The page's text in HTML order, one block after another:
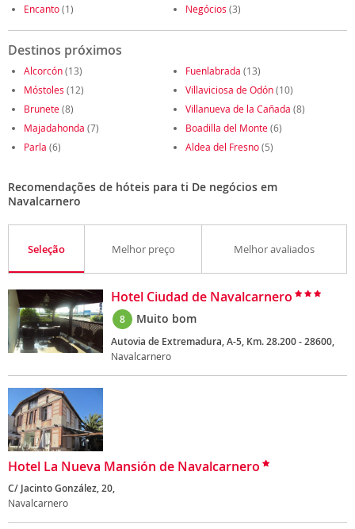
Encanto(1) Negócios (3)
Destinos próximos
Alcorcón(13) Fuenlabrada (13)
Móstoles (12) Villaviciosa de Odón(10)
Brunete(8) Villanueva de la Cañada (8)
Majadahonda (7) Boadilla del Monte(6)
Parla (6) Aldea del Fresno(5)
Recomendações de hóteis para ti De negócios em
Navalcarnero
Seleção Melhor preço Melhor avaliados
Hotel Ciudad de Navalcarnero
8 Muito bom
Autovia de Extremadura, A-5, Km. 28.200 - 28600,
Navalcarnero
Hotel La Nueva Mansión de Navalcarnero
C/ Jacinto González, 20,
Navalcarnero